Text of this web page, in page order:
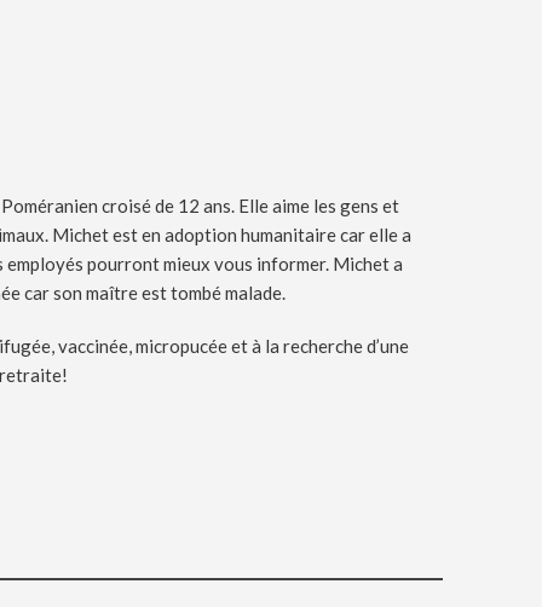
croisé de 12 ans. Elle aime les gens et
Michet est en adoption humanitaire car elle a
employés pourront mieux vous informer. Michet a
car son maître est tombé malade.
vaccinée, micropucée et à la recherche d’une